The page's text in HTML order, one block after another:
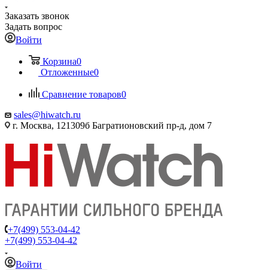
Заказать звонок
Задать вопрос
Войти
Корзина0
Отложенные0
Сравнение товаров0
sales@hiwatch.ru
г. Москва, 121309б Багратионовский пр-д, дом 7
+7(499) 553-04-42
+7(499) 553-04-42
Войти